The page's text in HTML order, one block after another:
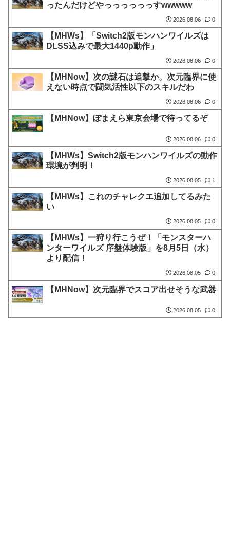
ったんだけどやっっっっっっすwwwww
2026.08.06 0
【MHWs】「Switch2版モンハンワイルズは
DLSS込みで最大1440p動作」
2026.08.06 0
【MHNow】次の謎石は追撃か。次元臨界に使
えない時点で闘気活性以下のスキルだわ
2026.08.06 0
【MHNow】ぽまえら東京会場で待ってるぞ
2026.08.06 0
【MHWs】Switch2版モンハンワイルズの動作
環境が判明！
2026.08.05 1
【MHWs】これのチャレクエ追加してるみた
い
2026.08.05 0
【MHWs】一狩り行こうぜ！「モンスターハ
ンターワイルズ 序盤体験版」を8月5日（水）
より配信！
2026.08.05 0
【MHNow】次元臨界でスコア出せそうな武器
2026.08.05 0